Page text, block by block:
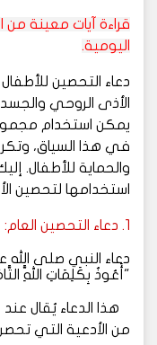
قراءة آيات معينة من
اليومية.
دعاء التحصين
الأذى الروحي
يمكن استخدام
في هذا السياق،
والحماية للأطفال.
استخدامها لتحصين
1. دعاء التحصين العام:
دعاء النبي صلى الله
"أَعُوذُ بِكَلِمَاتِ اللَّهِ
هذا الدعاء يُقال عند
من الأدعية التي